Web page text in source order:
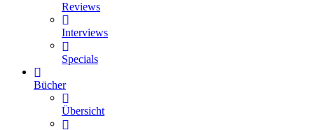
Reviews
Interviews
Specials
Bücher
Übersicht